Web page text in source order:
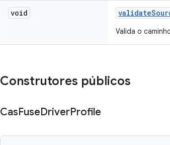
void validate
Valida o
Construtores públicos
CasFuseDriverProfile